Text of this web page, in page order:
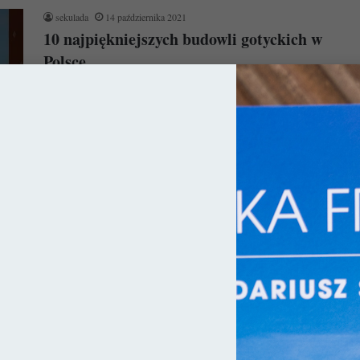
sekulada 14 października 2021
10 najpiękniejszych budowli gotyckich w
Polsce
Oto kolejna lista miejsc, która powstała z czystej miłości do
palcówki. Tym razem jednak nie są to wyłącznie kościoły, ale…